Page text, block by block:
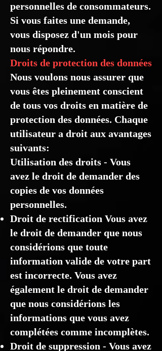
personnelles de consommateurs.
Si vous faites une demande,
vous disposez d'un mois pour
nous répondre.
Droits de protection des données
Nous voulons nous assurer que
vous êtes pleinement conscient
de tous vos droits en matière de
protection des données. Chaque
utilisateur a droit aux avantages
suivants:
Utilisation des droits - Vous
avez le droit de demander des
copies de vos données
personnelles.
Droit de rectification Vous avez
le droit de demander que nous
considérions que toute
information valide de votre part
est incorrecte. Vous avez
également le droit de demander
que nous considérions les
informations que vous avez
complétées comme incomplètes.
Droit de suppression - Vous avez